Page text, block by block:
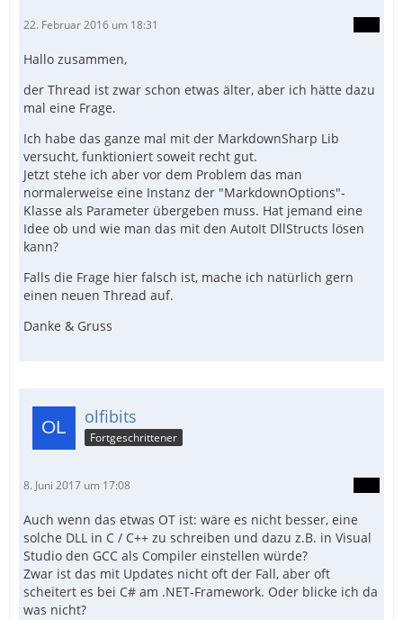
22. Februar 2016 um 18:31
Hallo zusammen,
der Thread ist zwar schon etwas älter, aber ich hätte dazu
mal eine Frage.
Ich habe das ganze mal mit der MarkdownSharp Lib
versucht, funktioniert soweit recht gut.
Jetzt stehe ich aber vor dem Problem das man
normalerweise eine Instanz der "MarkdownOptions"-
Klasse als Parameter übergeben muss. Hat jemand eine
Idee ob und wie man das mit den AutoIt DllStructs lösen
kann?
Falls die Frage hier falsch ist, mache ich natürlich gern
einen neuen Thread auf.
Danke & Gruss
olfibits
Fortgeschrittener
8. Juni 2017 um 17:08
Auch wenn das etwas OT ist: wäre es nicht besser, eine
solche DLL in C / C++ zu schreiben und dazu z.B. in Visual
Studio den GCC als Compiler einstellen würde?
Zwar ist das mit Updates nicht oft der Fall, aber oft
scheitert es bei C# am .NET-Framework. Oder blicke ich da
was nicht?